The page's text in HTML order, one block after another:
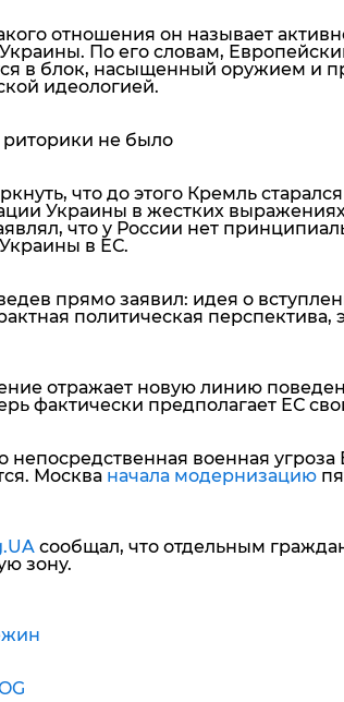
отношения он называет
По его словам,
в блок, насыщенный оружием и
идеологией.
риторики не было
что до этого Кремль
Украины в жестких
что у России нет
в ЕС.
прямо заявил: идея о
политическая перспектива,
отражает новую линию
фактически предполагает ЕС
непосредственная военная
Москва начала модернизацию
сообщал, что отдельным
зону.